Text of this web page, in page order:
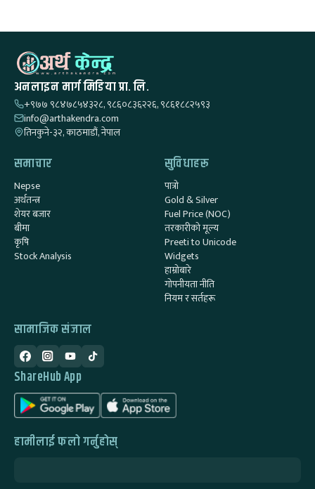
अनलाइन मार्ग मिडिया प्रा. लि.
+९७७ ९८४७८५४३२८, ९८६०८३६२२६, ९८६१८८२५९३
info@arthakendra.com
तिनकुने-३२, काठमाडौं, नेपाल
समाचार
Nepse
अर्थतन्त्र
शेयर बजार
बीमा
कृषि
Stock Analysis
सुविधाहरू
पात्रो
Gold & Silver
Fuel Price (NOC)
तरकारीको मूल्य
Preeti to Unicode
Widgets
हाम्रोबारे
गोपनीयता नीति
नियम र सर्तहरू
सामाजिक संजाल
ShareHub App
हामीलाई फलो गर्नुहोस्